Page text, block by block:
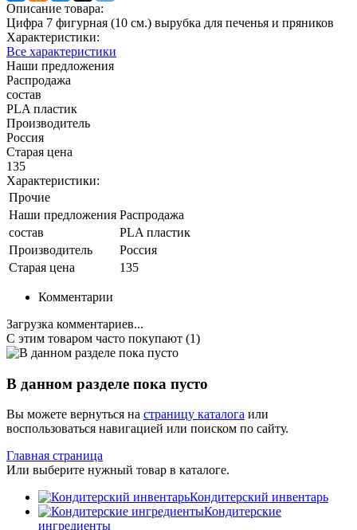
Описание товара:
Цифра 7 фигурная (10 см.) вырубка для печенья и пряников
Характеристики:
Все характеристики
Наши предложения
Распродажа
состав
PLA пластик
Производитель
Россия
Старая цена
135
Характеристики:
Прочие
Наши предложения Распродажа
состав
PLA пластик
Производитель
Россия
Старая цена
135
Комментарии
Загрузка комментариев...
С этим товаром часто покупают (1)
В данном разделе пока пусто
Вы можете вернуться на страницу каталога или
воспользоваться навигацией или поиском по сайту.
Главная страница
Или выберите нужный товар в каталоге.
Кондитерский инвентарь
Кондитерские
ингредиенты